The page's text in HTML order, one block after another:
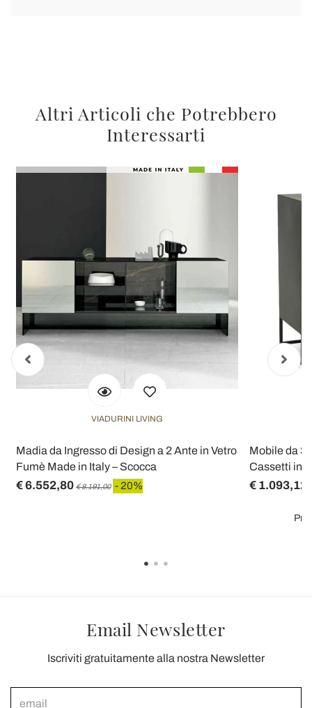
Altri Articoli che Potrebbero
Interessarti
VIADURINI LIVING
Madia da Ingresso di Design a 2 Ante in Vetro
Fumè Made in Italy – Scocca
€ 6.552,80 € 8.191,00 - 20%
Mobile da
Cassetti in
€ 1.093,12
Email Newsletter
Iscriviti gratuitamente alla nostra Newsletter